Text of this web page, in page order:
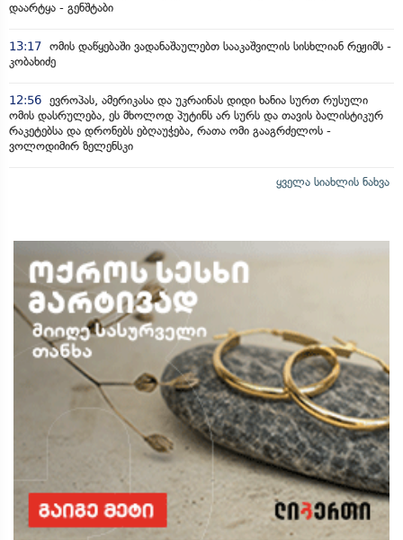
დაარტყა - გენშტაბი
13:17 ომის დაწყებაში ვადანაშაულებთ სააკაშვილის სისხლიან რეჟიმს -
კობახიძე
12:56 ევროპას, ამერიკასა და უკრაინას დიდი ხანია სურთ რუსული
ომის დასრულება, ეს მხოლოდ პუტინს არ სურს და თავის ბალისტიკურ
რაკეტებსა და დრონებს ებღაუჭება, რათა ომი გააგრძელოს -
ვოლოდიმირ ზელენსკი
ყველა სიახლის ნახვა